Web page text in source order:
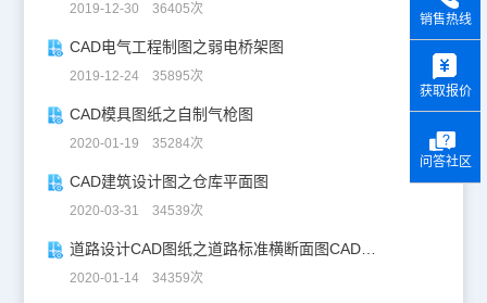
2019-12-30 36405次
CAD电气工程制图之弱电桥架图
2019-12-24 35895次
CAD模具图纸之自制气枪图
2020-01-19 35284次
CAD建筑设计图之仓库平面图
2020-03-31 34539次
道路设计CAD图纸之道路标准横断面图CAD图纸
2020-01-14 34359次
销售热线
获取报价
问答社区